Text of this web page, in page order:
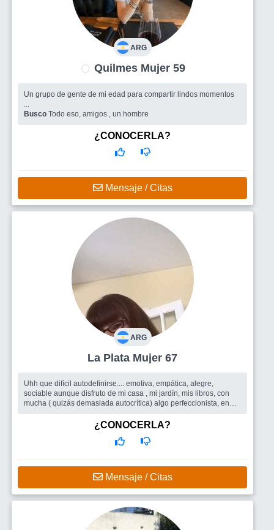
ARG
Quilmes Mujer 59
Un grupo de gente de mi edad para compartir lindos momentos
Busco Todo eso, amigos , un hombre
¿CONOCERLA?
Mensaje / Citas
ARG
La Plata Mujer 67
Uhh que difícil autodefinirse.... emotiva, empática, alegre,
sociable aunque disfruto de mi casa , mi jardín, mis libros, con
mucha ( quizás demasiada autocrítica) algo perfeccionista, en
Todo lo que el sitio pueda ofrecer, amigas/os para
compartir encuentros, salidas grupales, y quizás porque no un
¿CONOCERLA?
Mensaje / Citas